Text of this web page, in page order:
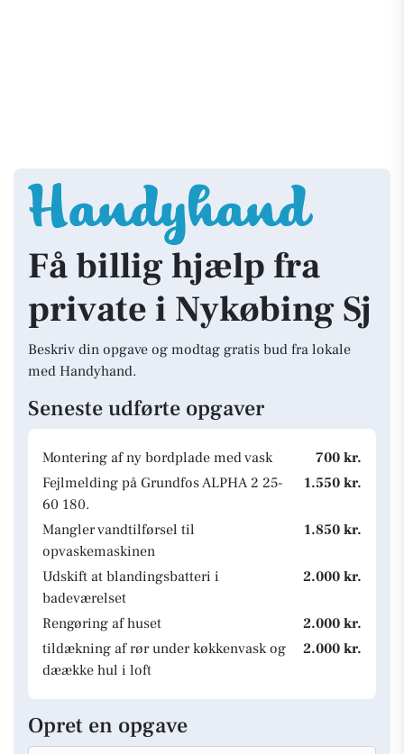
Få billig hjælp fra
private i Nykøbing Sj
Beskriv din opgave og modtag gratis bud fra lokale
med Handyhand.
Seneste udførte opgaver
Montering af ny bordplade med vask
700 kr.
Fejlmelding på Grundfos ALPHA 2 25-
60 180.
1.550 kr.
Mangler vandtilførsel til
opvaskemaskinen
1.850 kr.
Udskift at blandingsbatteri i
badeværelset
2.000 kr.
Rengøring af huset
2.000 kr.
tildækning af rør under køkkenvask og
dæække hul i loft
2.000 kr.
Opret en opgave